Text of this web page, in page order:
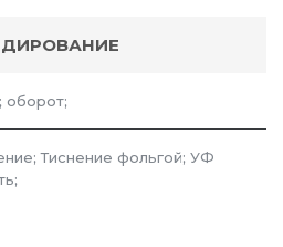
оборот;
Тиснение фольгой; УФ